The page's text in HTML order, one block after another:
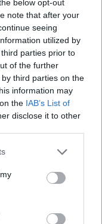
below opt-out
note that after your
seeing
utilized by
parties prior to
of the further
third parties on the
information may
the IAB’s List of
disclose it to other
February 10,
Admiralsin X-
Seuraava artikkeli